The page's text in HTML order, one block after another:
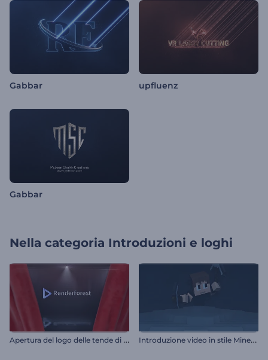
Gabbar upfluenz
Gabbar
Nella categoria Introduzioni e loghi
A
pertura del logo delle tende di velluto I
ntroduzione video in stile Minecraft